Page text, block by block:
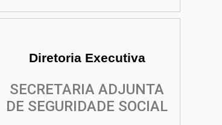
Diretoria Executiva
SECRETARIA ADJUNTA
DE SEGURIDADE SOCIAL